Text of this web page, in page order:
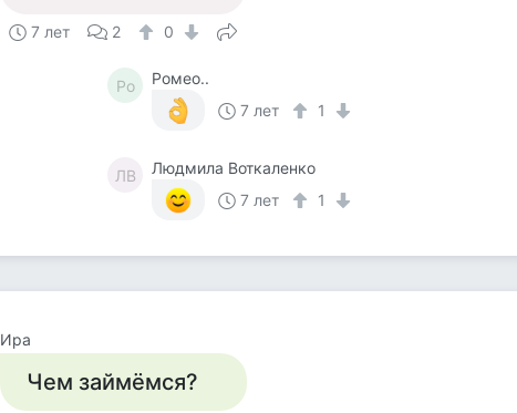
7 лет 2 0
Ро
Ромео..
7 лет
1
ЛВ
Людмила Воткаленко
7 лет
1
Ира
Чем займёмся?